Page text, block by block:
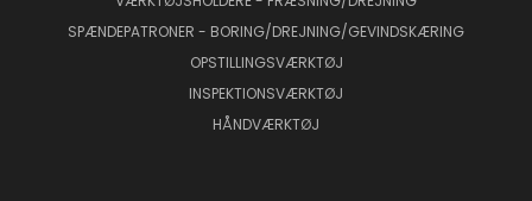
SPÆNDEPATRONER - BORING/DREJNING/GEVINDSKÆRING
OPSTILLINGSVÆRKTØJ
INSPEKTIONSVÆRKTØJ
HÅNDVÆRKTØJ